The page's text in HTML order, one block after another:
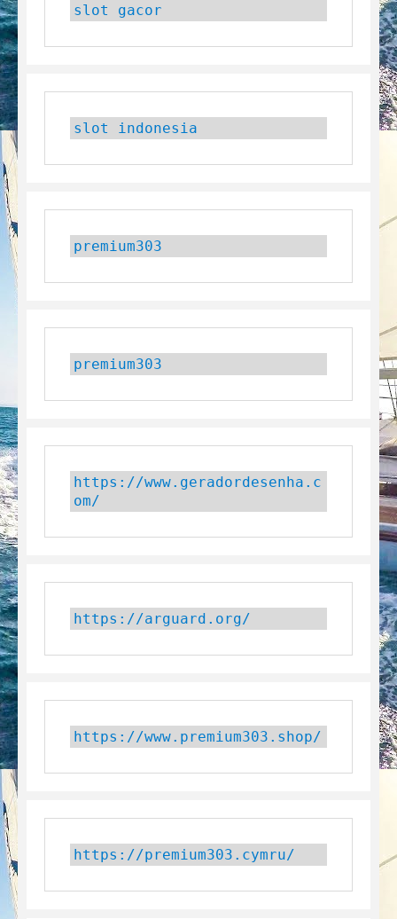
slot gacor
slot indonesia
premium303
premium303
https://www.geradordesenha.c
om/
https://arguard.org/
https://www.premium303.shop/
https://premium303.cymru/